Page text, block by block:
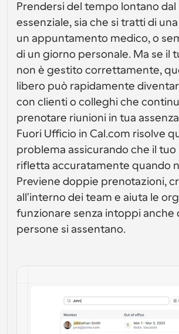
Per sviluppatori
Per le imprese
Soluzioni di programmazione a
d'uso
Reclutamento
Vendite
HR
Documentazione per Sviluppatori
Documentazione per la piattaforma
API
Crea le tue integrazioni
API pubblica
Componenti di programmazione
Utilizza i nostri atomi react per
programmazione alla tua app
Crea Client OAuth
Integra Cal.com usando OAuth
Risorse
API
Crea le tue integrazioni
API pubblica
App Store
Integra con le tue app preferite
Eventi Collettivi
Pianifica eventi con più partecipanti
Documentazione di supporto
Hai bisogno di saperne di più sul
Controlla la documentazione di aiuto
Incorpora
Accetta pagamenti per prenotazioni
Prezzo
Prendersi del tempo lontano dal
essenziale, sia che si tratti di
un appuntamento medico, o
di un giorno personale. Ma se il
non è gestito correttamente,
libero può rapidamente
con clienti o colleghi che
prenotare riunioni in tua
Fuori Ufficio in Cal.com risolve
problema assicurando che il
rifletta accuratamente quando
Previene doppie prenotazioni,
all'interno dei team e aiuta le
funzionare senza intoppi anche
persone si assentano.